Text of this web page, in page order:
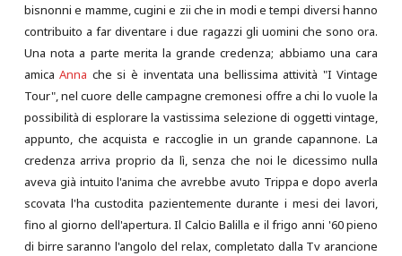
bisnonni e mamme, cugini e zii che in modi e tempi diversi hanno
contribuito a far diventare i due ragazzi gli uomini che sono ora.
Una nota a parte merita la grande credenza; abbiamo una cara
amicaAnna che si è inventata una bellissima attività "I Vintage
Tour", nel cuore delle campagne cremonesi offre a chi lo vuole la
possibilità di esplorare la vastissima selezione di oggetti vintage,
appunto, che acquista e raccoglie in un grande capannone. La
credenza arriva proprio da lì, senza che noi le dicessimo nulla
aveva già intuito l'anima che avrebbe avuto Trippa e dopo averla
scovata l'ha custodita pazientemente durante i mesi dei lavori,
fino al giorno dell'apertura. Il Calcio Balilla e il frigo anni '60 pieno
di birre saranno l'angolo del relax, completato dalla Tv arancione